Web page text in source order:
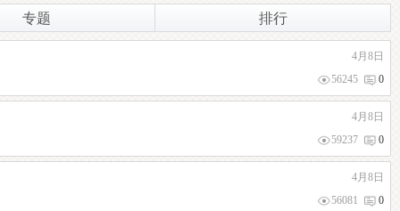
专题 排行
4月8日
0
56245
4月8日
0
59237
4月8日
0
56081